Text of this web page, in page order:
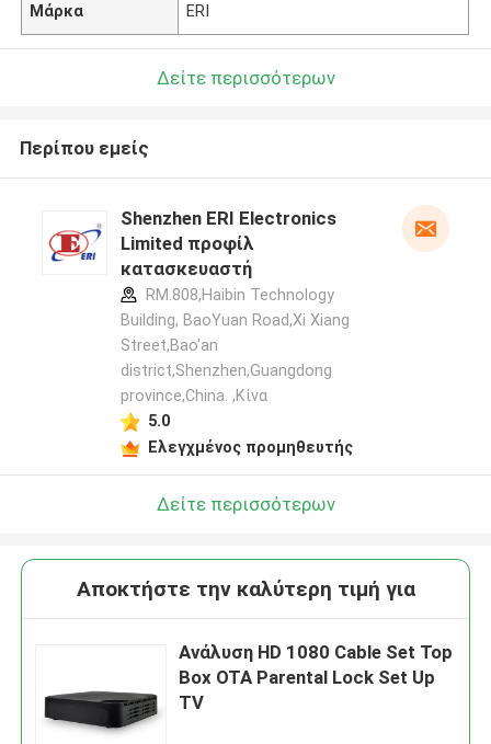
Μάρκα ERI
Δείτε περισσότερων
Περίπου εμείς
Shenzhen ERI Electronics
Limited προφίλ
κατασκευαστή
RM.808,Haibin Technology
Building, BaoYuan Road,Xi Xiang
Street,Bao'an
district,Shenzhen,Guangdong
province,China. ,Κίνα
5.0
Ελεγχμένος προμηθευτής
Δείτε περισσότερων
Αποκτήστε την καλύτερη τιμή για
Ανάλυση HD 1080 Cable Set Top
Box OTA Parental Lock Set Up
TV